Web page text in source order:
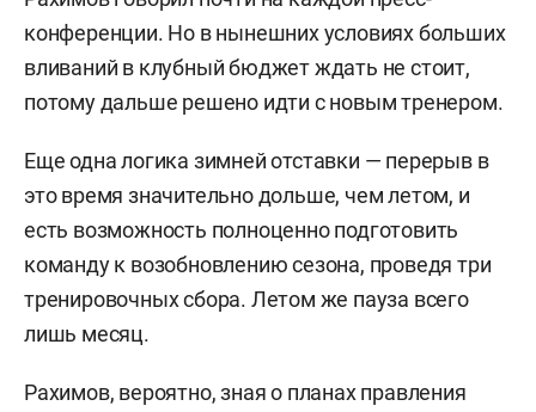
конференции. Но в нынешних условиях больших
вливаний в клубный бюджет ждать не стоит,
потому дальше решено идти с новым тренером.
Еще одна логика зимней отставки — перерыв в
это время значительно дольше, чем летом, и
есть возможность полноценно подготовить
команду к возобновлению сезона, проведя три
тренировочных сбора. Летом же пауза всего
лишь месяц.
Рахимов, вероятно, зная о планах правления